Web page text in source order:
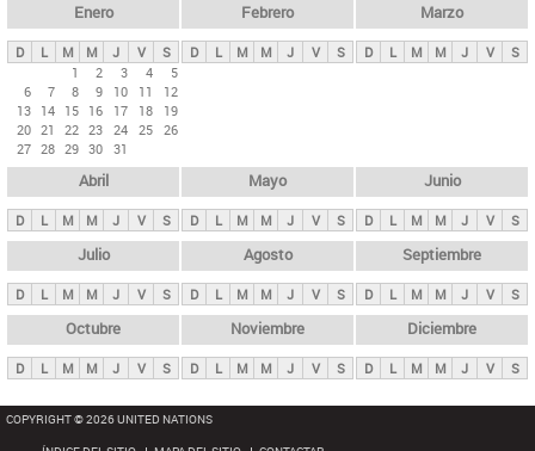
ds
p
n
i
p
a
l
s
Enero
D L M M J V
S
1
2 3 4
5
6
7 8 9 10 11
12
13 14 15 16 17 18
19
20 21 22 23 24 25 26
27 28 29 30 31
Febrero
D L M M J V S
Marzo
D L M M J V S
Abril
D L M M J V S
Mayo
D L M M J V S
Junio
D L M M J V S
Julio
D L M M J V S
Agosto
D L M M J V S
Septiembre
D L M M J V S
Octubre
D L M M J V S
Noviembre
D L M M J V S
Diciembre
D L M M J V S
COPYRIGHT © 2026 UNITED NATIONS